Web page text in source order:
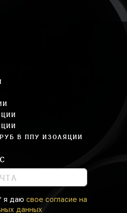
В ППУ ИЗОЛЯЦИИ
я даю свое согласие на
данных